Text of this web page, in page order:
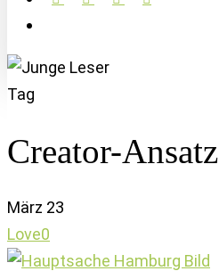
Tag
Creator-Ansatz
März 23
Love0